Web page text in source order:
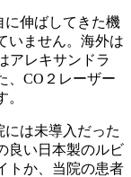
伸ばしてきた機
いません。海外は
アレキサンドラ
、CO２レーザー
は未導入だった
良い日本製のルビ
トか、当院の患者